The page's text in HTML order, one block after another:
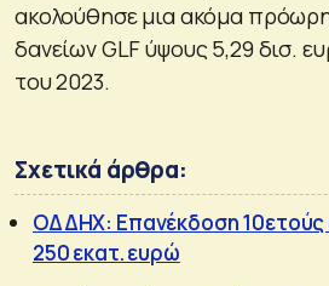
ακολούθησε μια ακόμα
δανείων GLF ύψους 5,29 δισ.
του 2023.
Σχετικά άρθρα:
ΟΔΔΗΧ: Επανέκδοση 10ετούς
250 εκατ. ευρώ